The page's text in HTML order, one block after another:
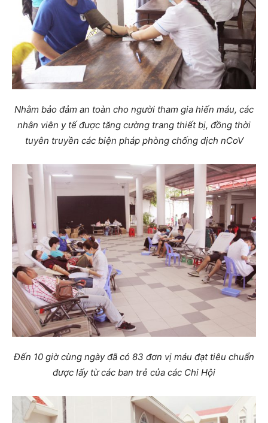
Nhằm bảo đảm an toàn cho người tham gia hiến máu, các
nhân viên y tế được tăng cường trang thiết bị, đồng thời
tuyên truyền các biện pháp phòng chống dịch nCoV
Đến 10 giờ cùng ngày đã có 83 đơn vị máu đạt tiêu chuẩn
được lấy từ các ban trẻ của các Chi Hội